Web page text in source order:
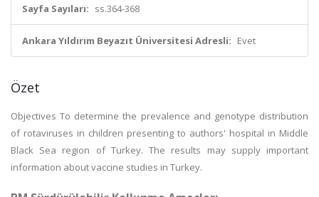
Sayfa Sayıları: ss.364-368
Ankara Yıldırım Beyazıt Üniversitesi Adresli: Evet
Özet
Objectives To determine the prevalence and genotype distribution
of rotaviruses in children presenting to authors' hospital in Middle
Black Sea region of Turkey. The results may supply important
information about vaccine studies in Turkey.